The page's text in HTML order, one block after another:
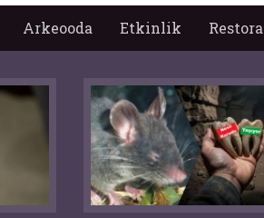
Arkeooda Etkinlik